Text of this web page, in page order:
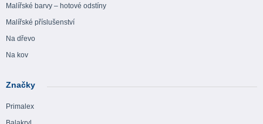
Malířské barvy – hotové odstíny
Malířské příslušenství
Na dřevo
Na kov
Značky
Primalex